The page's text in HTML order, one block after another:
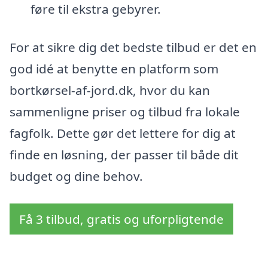
føre til ekstra gebyrer.
For at sikre dig det bedste tilbud er det en
god idé at benytte en platform som
bortkørsel-af-jord.dk, hvor du kan
sammenligne priser og tilbud fra lokale
fagfolk. Dette gør det lettere for dig at
finde en løsning, der passer til både dit
budget og dine behov.
Få 3 tilbud, gratis og uforpligtende